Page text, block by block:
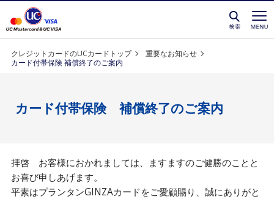
クレジットカードを選ぶなら永久不滅ポイントが
クレジットカードのUCカードトップ
重要なお知らせ
カード付帯保険 補償終了のご案内
カード付帯保険 補償終了のご案内
拝啓 お客様におかれましては、ますますのご健勝のことと
お喜び申しあげます。
平素はプランタンGINZAカードをご愛顧賜り、誠にありがと